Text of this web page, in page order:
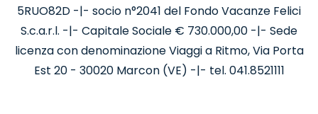
5RUO82D -|- socio n°2041 del Fondo Vacanze Felici
S.c.a.r.l. -|- Capitale Sociale € 730.000,00 -|- Sede
licenza con denominazione Viaggi a Ritmo, Via Porta
Est 20 - 30020 Marcon (VE) -|- tel. 041.8521111